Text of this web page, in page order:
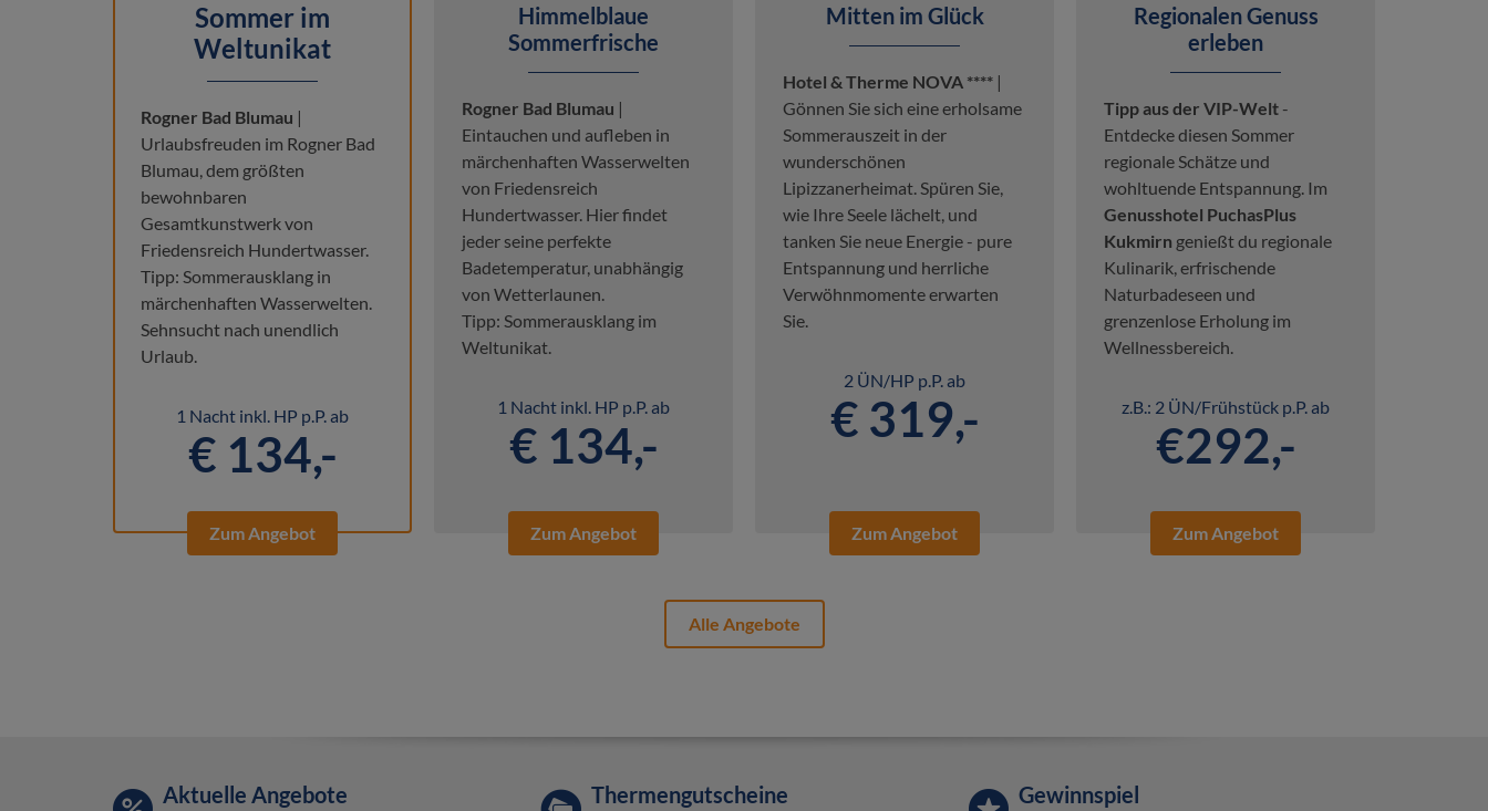
Sommer im
Weltunikat
Rogner Bad Blumau |
Urlaubsfreuden im Rogner Bad
Blumau, dem größten
bewohnbaren
Gesamtkunstwerk von
Friedensreich Hundertwasser.
Tipp: Sommerausklang in
märchenhaften Wasserwelten.
Sehnsucht nach unendlich
Urlaub.
1 Nacht inkl. HP p.P. ab
€ 134,-
Zum Angebot
Himmelblaue
Sommerfrische
Rogner Bad Blumau |
Eintauchen und aufleben in
märchenhaften Wasserwelten
von Friedensreich
Hundertwasser. Hier findet
jeder seine perfekte
Badetemperatur, unabhängig
von Wetterlaunen.
Tipp: Sommerausklang im
Weltunikat.
1 Nacht inkl. HP p.P. ab
€ 134,-
Zum Angebot
Mitten im Glück
Hotel & Therme NOVA **** |
Gönnen Sie sich eine erholsame
Sommerauszeit in der
wunderschönen
Lipizzanerheimat. Spüren Sie,
wie Ihre Seele lächelt, und
tanken Sie neue Energie - pure
Entspannung und herrliche
Verwöhnmomente erwarten
Sie.
2 ÜN/HP p.P. ab
€ 319,-
Zum Angebot
Regionalen Genuss
erleben
Tipp aus der VIP-Welt -
Entdecke diesen Sommer
regionale Schätze und
wohltuende Entspannung. Im
Genusshotel PuchasPlus
Kukmirn genießt du regionale
Kulinarik, erfrischende
Naturbadeseen und
grenzenlose Erholung im
Wellnessbereich.
z.B.: 2 ÜN/Frühstück p.P. ab
€292,-
Zum Angebot
Alle Angebote
Aktuelle Angebote Thermengutscheine Gewinnspiel